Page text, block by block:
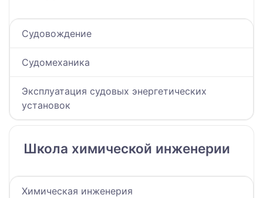
Судовождение
Судомеханика
Эксплуатация судовых энергетических
установок
Школа химической инженерии
Химическая инженерия